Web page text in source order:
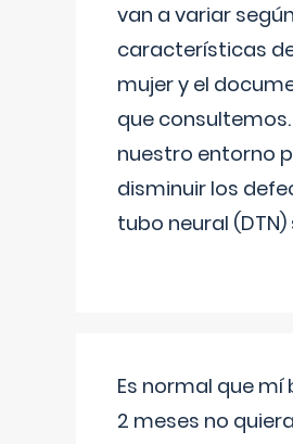
van a variar
características
mujer y el
que consultemos.
nuestro entorno
disminuir los
tubo neural (DTN)
Es normal que mí
2 meses no